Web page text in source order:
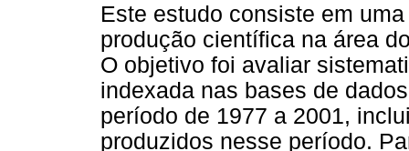
Este estudo consiste em
produção científica na área
O objetivo foi avaliar
indexada nas bases de
período de 1977 a 2001,
produzidos nesse período.